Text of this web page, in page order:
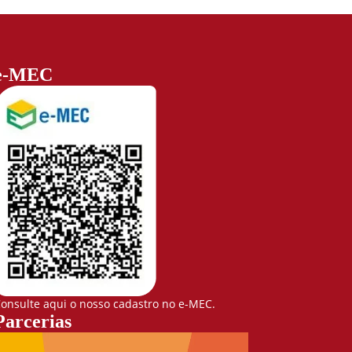
MEC
aqui o nosso cadastro no e-MEC.